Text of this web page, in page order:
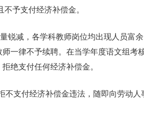
予支付经济补偿金。
锐减，各学科教师岗位均出现人员富
一律不予续聘。在当学年度语文组考
绝支付任何经济补偿金。
不支付经济补偿金违法，随即向劳动人